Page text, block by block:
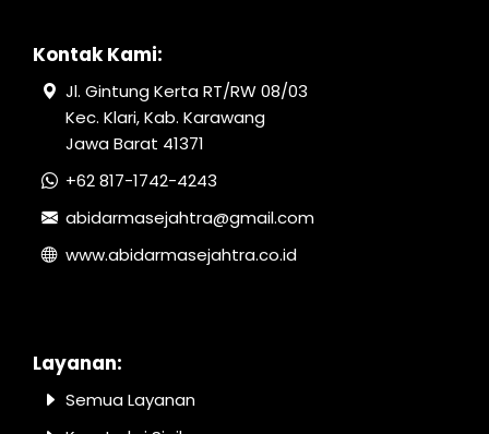
Kontak Kami:
Jl. Gintung Kerta RT/RW 08/03
Kec. Klari, Kab. Karawang
Jawa Barat 41371
+62 817-1742-4243
abidarmasejahtra@gmail.com
www.abidarmasejahtra.co.id
Layanan:
Semua Layanan